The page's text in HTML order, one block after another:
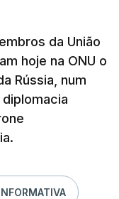
da União
hoje na ONU o
Rússia, num